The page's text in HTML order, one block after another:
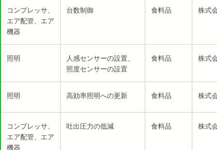
コンプレッサ、
エア配管、エア
機器
台数制御 食料品 株式
照明
人感センサーの設置、
照度センサーの設置
食料品 株式
照明 高効率照明への更新 食料品 株式
コンプレッサ、
エア配管、エア
機器
吐出圧力の低減 食料品 株式